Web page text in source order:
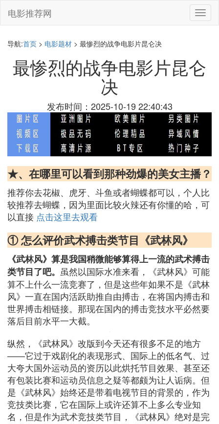
切
换
电影推荐网
导航:首页 > 电影题材 > 最惨烈的战争电影片昆仑决
最惨烈的战争电影片昆仑
决
发布时间：2025-10-19 22:40:43
★、在哪里可以看到那种劲爆的美女主播？
推荐你去花椒、虎牙、斗鱼或者蝴蝶都可以，个人比
较推荐去蝴蝶，因为里面比较火辣还有你懂的哈，可
以直接 点击这里去观看
① 怎么评价武术搏击类节目《武林风》
《武林风》算是我国稍微能够算得上一流的武术搏击
类节目了吧。 虽然以国际水准来看，《武林风》可能
算不上什么一流竞赛了，但是这些年如果不是《武林
风》一直在国内活跃助推自由搏击，在将国内搏击和
世界搏击相链接。那现在国内的搏击竞技水平必然要
落后目前水平一大截。
纵然，《武林风》改版到今天还有很多不足的地方
——它过于戏剧化的表现形式、国际上的低名气、过
大夸大国外运动员的资历以此烘托节目效果、甚至还
有包装比赛和运动员信息之疑等都颇为让人诟病。但
是《武林风》始终还是带着电视节目的背景的，作为
竞技类比赛，它在国际上或许还算不上多么专业知
名，但是作为武术竞技类节目，《武林风》绝对是完